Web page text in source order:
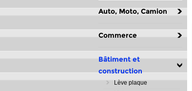
Auto, Moto, Camion
Commerce
Bâtiment et
construction
Lève plaque